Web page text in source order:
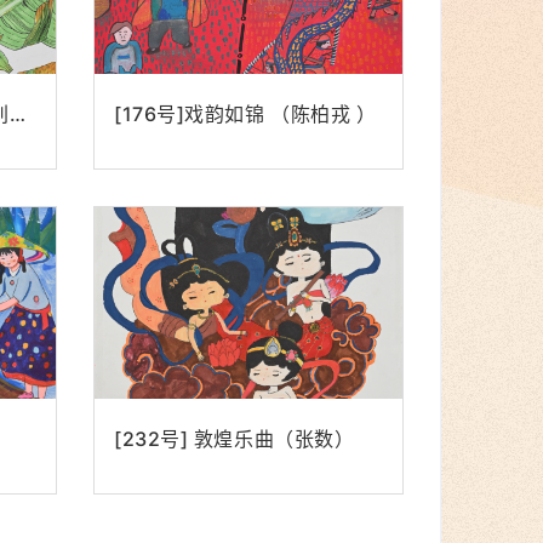
[88号]碧叶垂蕉引蜂来（刘宇涵） [176号]戏韵如锦 （陈柏戎 ）
[232号] 敦煌乐曲（张数）